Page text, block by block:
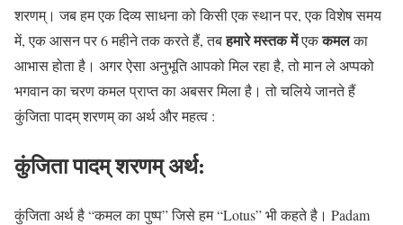
शरणम्। जब हम एक दिव्य साधना को किसी एक स्थान पर, एक विशेष समय
में, एक आसन पर 6 महीने तक करते हैं, तबहमारे मस्तक मेंएककमलका
आभास होता है। अगर ऐसा अनुभूति आपको मिल रहा है, तो मान ले अप्पको
भगवान का चरण कमल प्राप्त का अबसर मिला है। तो चलिये जानते हैं
कुंजिता पादम् शरणम् का अर्थ और महत्व :
कुंजिता पादम् शरणम् अर्थ:
कुंजिता अर्थ है “कमल का पुष्प” जिसे हम “Lotus” भी कहते है। Padam